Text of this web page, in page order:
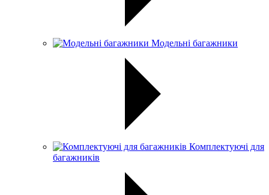
Модельні багажники
Комплектуючі для
багажників